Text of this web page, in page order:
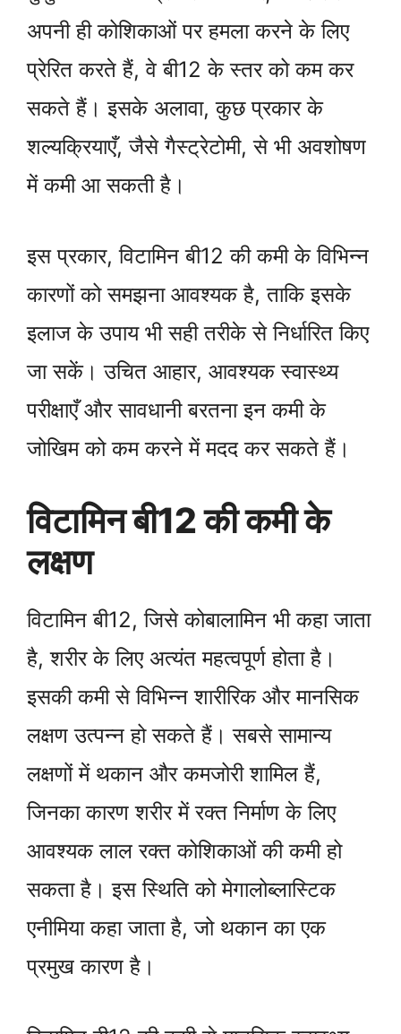
अपनी ही कोशिकाओं पर हमला करने के लिए
प्रेरित करते हैं, वे बी12 के स्तर को कम कर
सकते हैं। इसके अलावा, कुछ प्रकार के
शल्यक्रियाएँ, जैसे गैस्ट्रेटोमी, से भी अवशोषण
में कमी आ सकती है।
इस प्रकार, विटामिन बी12 की कमी के विभिन्न
कारणों को समझना आवश्यक है, ताकि इसके
इलाज के उपाय भी सही तरीके से निर्धारित किए
जा सकें। उचित आहार, आवश्यक स्वास्थ्य
परीक्षाएँ और सावधानी बरतना इन कमी के
जोखिम को कम करने में मदद कर सकते हैं।
विटामिन बी12 की कमी के
लक्षण
विटामिन बी12, जिसे कोबालामिन भी कहा जाता
है, शरीर के लिए अत्यंत महत्वपूर्ण होता है।
इसकी कमी से विभिन्न शारीरिक और मानसिक
लक्षण उत्पन्न हो सकते हैं। सबसे सामान्य
लक्षणों में थकान और कमजोरी शामिल हैं,
जिनका कारण शरीर में रक्त निर्माण के लिए
आवश्यक लाल रक्त कोशिकाओं की कमी हो
सकता है। इस स्थिति को मेगालोब्लास्टिक
एनीमिया कहा जाता है, जो थकान का एक
प्रमुख कारण है।